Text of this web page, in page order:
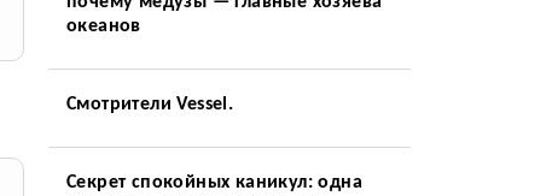
океанов
Смотрители Vessel.
Секрет спокойных каникул: одна